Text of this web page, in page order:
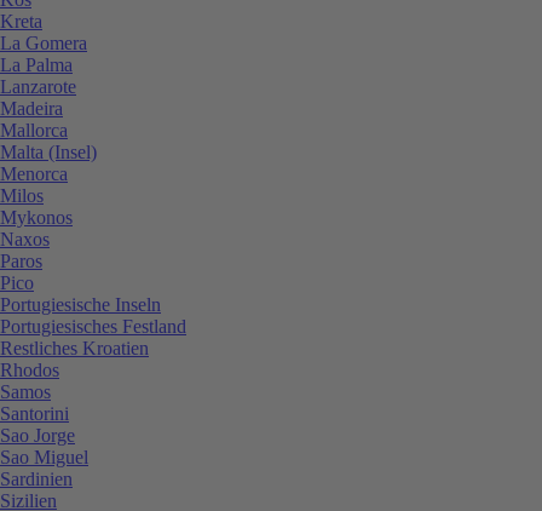
Kreta
La Gomera
La Palma
Lanzarote
Madeira
Mallorca
Malta (Insel)
Menorca
Milos
Mykonos
Naxos
Paros
Pico
Portugiesische Inseln
Portugiesisches Festland
Restliches Kroatien
Rhodos
Samos
Santorini
Sao Jorge
Sao Miguel
Sardinien
Sizilien